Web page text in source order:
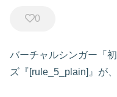
0
バーチャルシンガー「
ズ『[rule_5_plain]』が